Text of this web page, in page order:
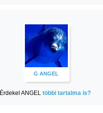
G ANGEL
Érdekel ANGEL többi tartalma is?